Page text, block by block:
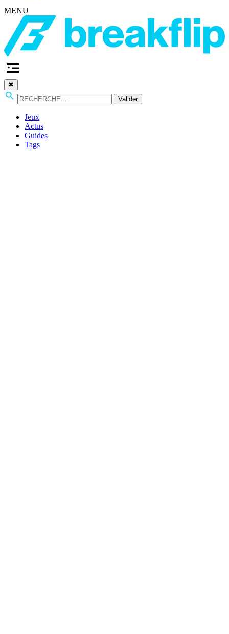
MENU
✖
Valider
Jeux
Actus
Guides
Tags